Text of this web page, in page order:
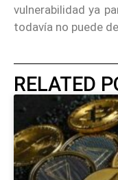
vulnerabilidad ya
todavía no puede
RELATED